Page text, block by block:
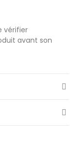
vérifier
avant son